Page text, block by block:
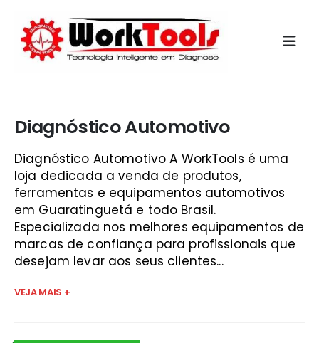
Diagnóstico Automotivo
Diagnóstico Automotivo A WorkTools é uma
loja dedicada a venda de produtos,
ferramentas e equipamentos automotivos
em Guaratinguetá e todo Brasil.
Especializada nos melhores equipamentos de
marcas de confiança para profissionais que
desejam levar aos seus clientes...
VEJA MAIS +